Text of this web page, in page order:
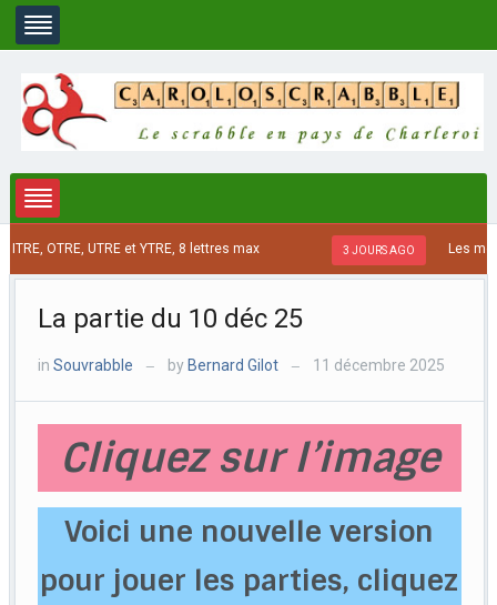
OTRE, UTRE et YTRE, 8 lettres max 3 JOURS AGO Les mots
La partie du 10 déc 25
inSouvrabble — by Bernard Gilot — 11 décembre 2025
Cliquez sur l’image
Voici une nouvelle version
pour jouer les parties, cliquez